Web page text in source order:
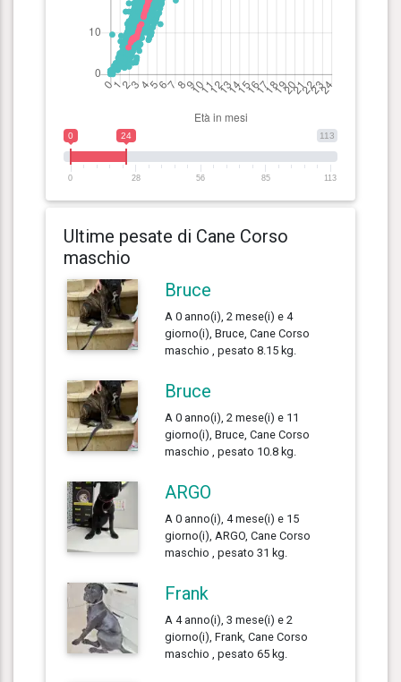
113
0 24
0 28 56 85 113
Ultime pesate di Cane Corso
maschio
Bruce
A 0 anno(i), 2 mese(i) e 4
giorno(i), Bruce, Cane Corso
maschio , pesato 8.15 kg.
Bruce
A 0 anno(i), 2 mese(i) e 11
giorno(i), Bruce, Cane Corso
maschio , pesato 10.8 kg.
ARGO
A 0 anno(i), 4 mese(i) e 15
giorno(i), ARGO, Cane Corso
maschio , pesato 31 kg.
Frank
A 4 anno(i), 3 mese(i) e 2
giorno(i), Frank, Cane Corso
maschio , pesato 65 kg.